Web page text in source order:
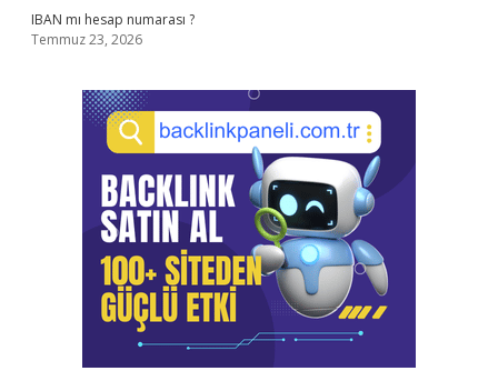
IBAN mı hesap numarası ?
Temmuz 23, 2026